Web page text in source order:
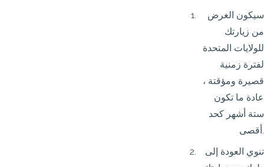
من زيارتك
للولايات المتحدة
لفترة زمنية
قصيرة ومؤقتة ،
عادة ما تكون
ستة أشهر كحد
أقصى.